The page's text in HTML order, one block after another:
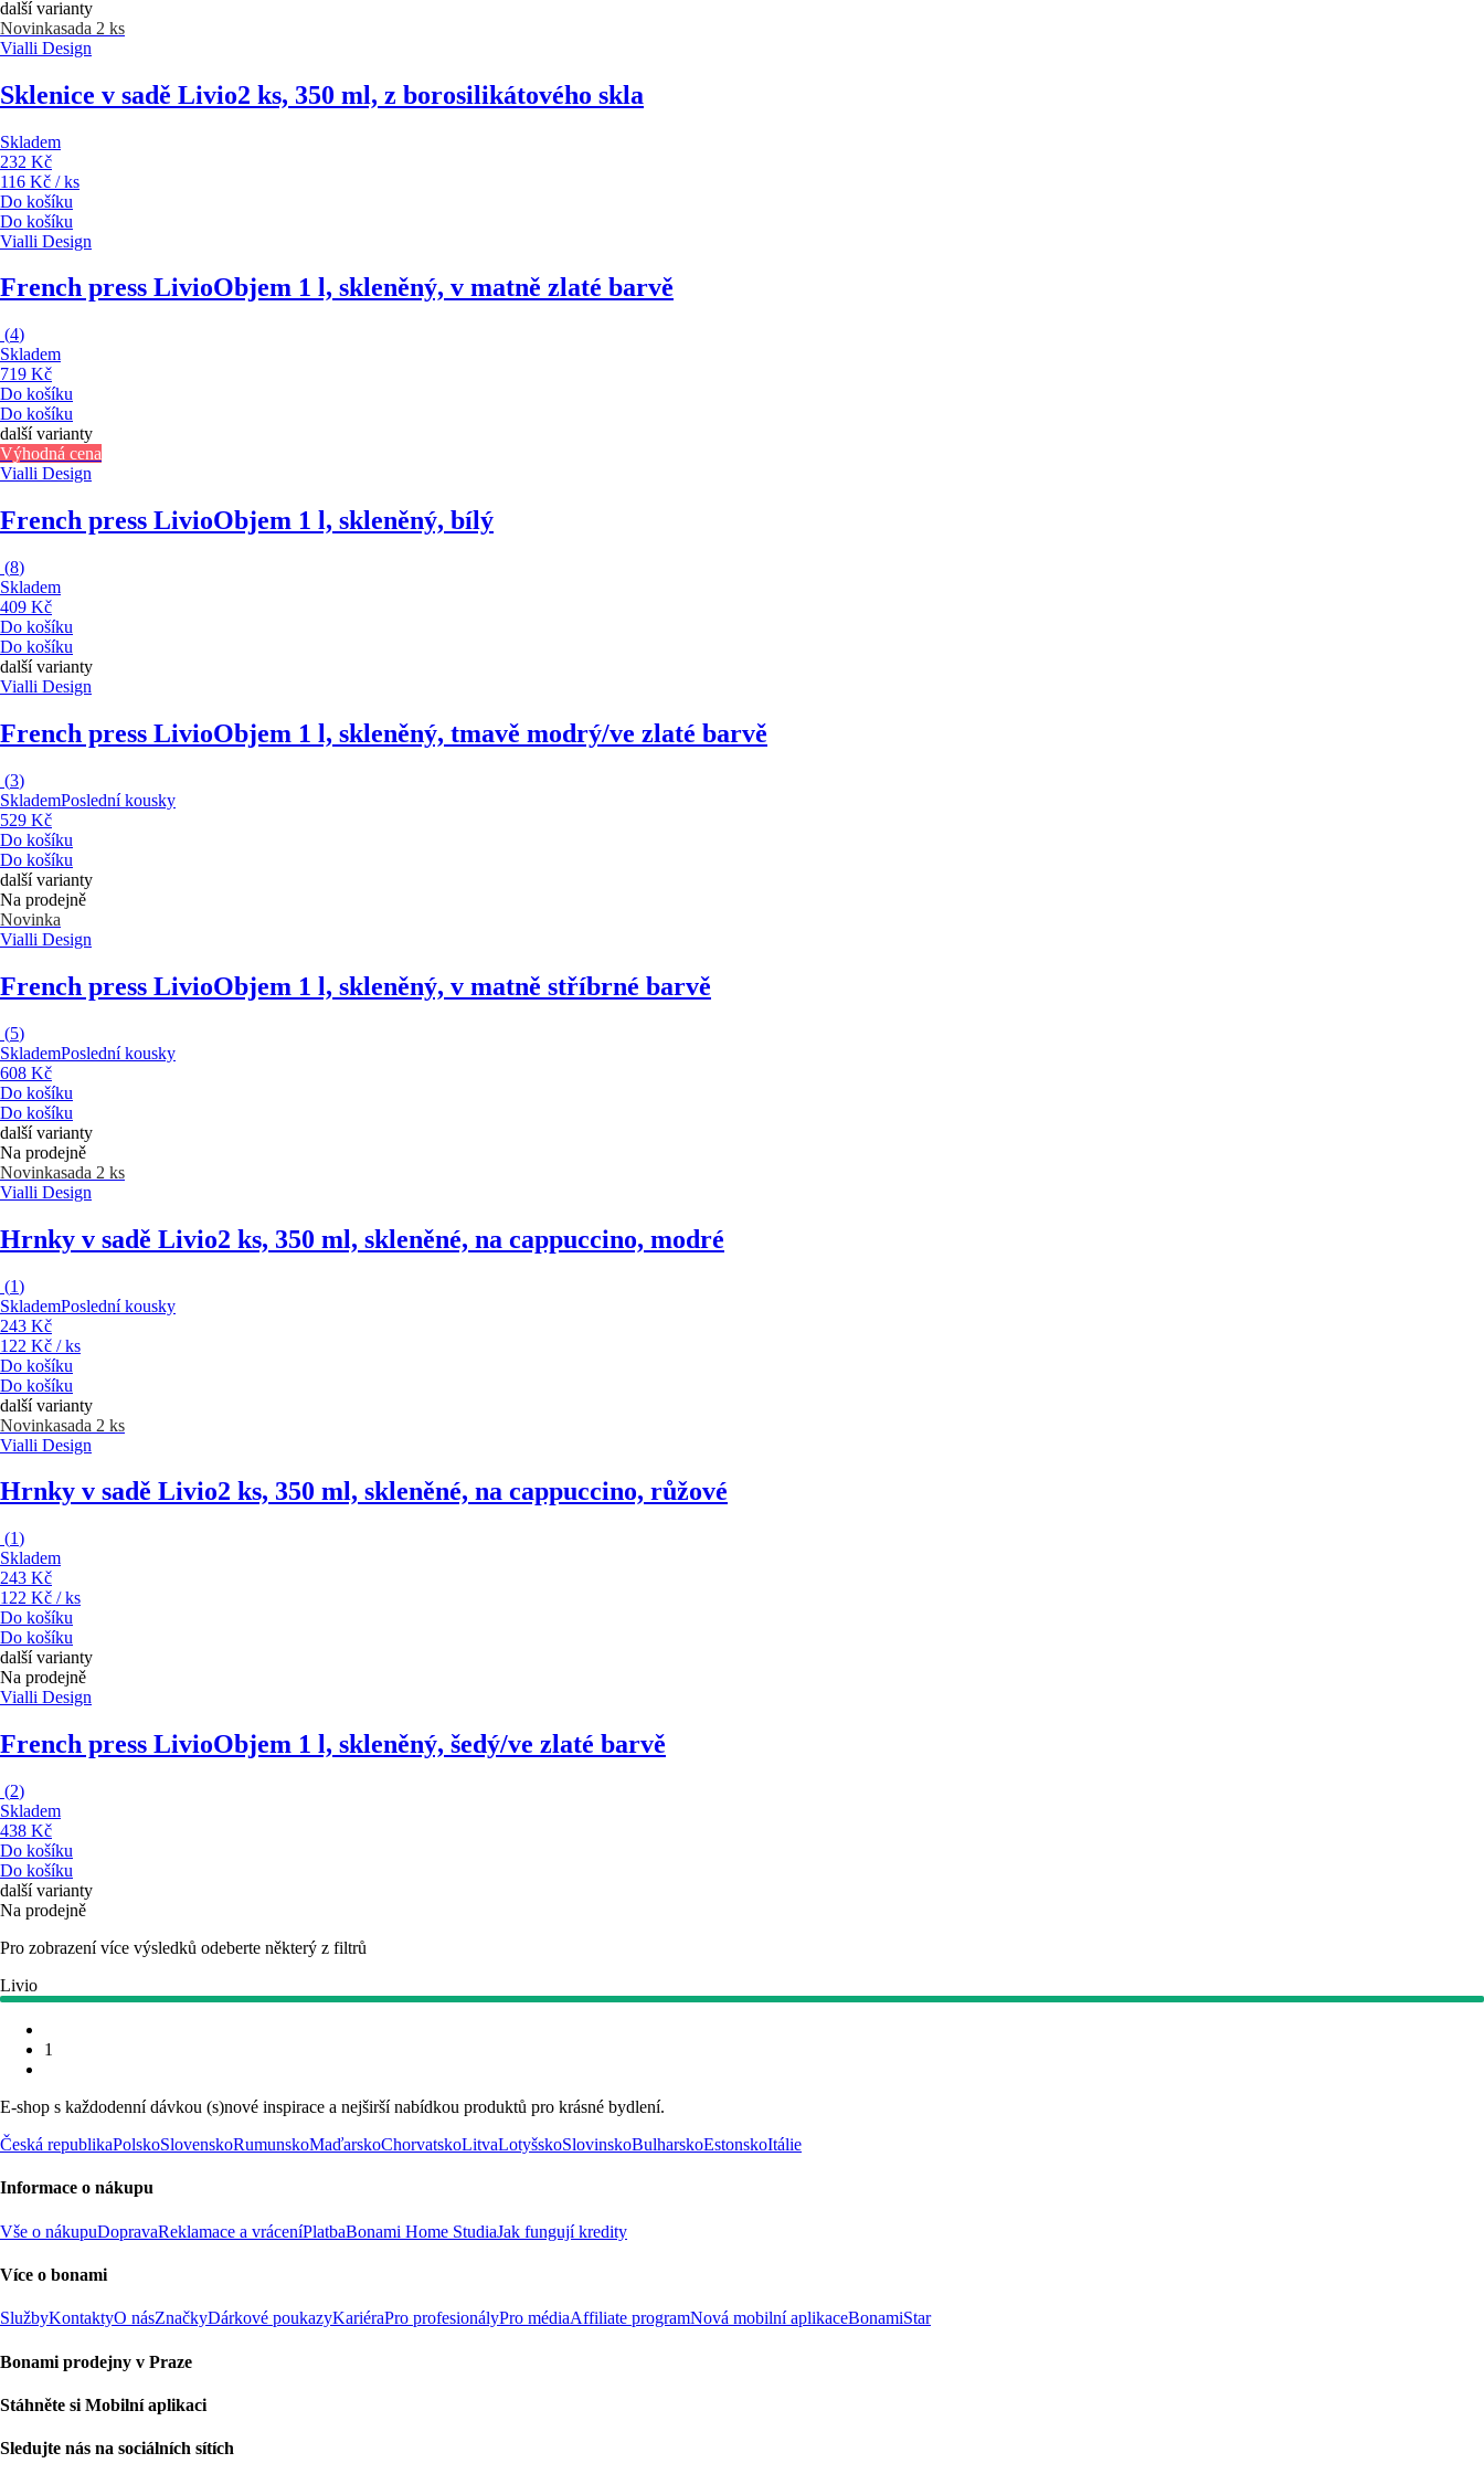
další varianty
Novinkasada 2 ks
Vialli Design
Sklenice v sadě Livio2 ks, 350 ml, z borosilikátového skla
Skladem
232 Kč
116 Kč / ks
Do košíku
Do košíku
Vialli Design
French press LivioObjem 1 l, skleněný, v matně zlaté barvě
(4)
Skladem
719 Kč
Do košíku
Do košíku
další varianty
Výhodná cena
Vialli Design
French press LivioObjem 1 l, skleněný, bílý
(8)
Skladem
409 Kč
Do košíku
Do košíku
další varianty
Vialli Design
French press LivioObjem 1 l, skleněný, tmavě modrý/ve zlaté barvě
(3)
SklademPoslední kousky
529 Kč
Do košíku
Do košíku
další varianty
Na prodejně
Novinka
Vialli Design
French press LivioObjem 1 l, skleněný, v matně stříbrné barvě
(5)
SklademPoslední kousky
608 Kč
Do košíku
Do košíku
další varianty
Na prodejně
Novinkasada 2 ks
Vialli Design
Hrnky v sadě Livio2 ks, 350 ml, skleněné, na cappuccino, modré
(1)
SklademPoslední kousky
243 Kč
122 Kč / ks
Do košíku
Do košíku
další varianty
Novinkasada 2 ks
Vialli Design
Hrnky v sadě Livio2 ks, 350 ml, skleněné, na cappuccino, růžové
(1)
Skladem
243 Kč
122 Kč / ks
Do košíku
Do košíku
další varianty
Na prodejně
Vialli Design
French press LivioObjem 1 l, skleněný, šedý/ve zlaté barvě
(2)
Skladem
438 Kč
Do košíku
Do košíku
další varianty
Na prodejně
Pro zobrazení více výsledků odeberte některý z filtrů
Livio
1
E-shop s každodenní dávkou (s)nové inspirace a nejširší nabídkou produktů pro krásné bydlení.
Česká republikaPolskoSlovenskoRumunskoMaďarskoChorvatskoLitvaLotyšskoSlovinskoBulharskoEstonskoItálie
Informace o nákupu
Vše o nákupuDopravaReklamace a vráceníPlatbaBonami Home StudiaJak fungují kredity
Více o bonami
SlužbyKontaktyO násZnačkyDárkové poukazyKariéraPro profesionályPro médiaAffiliate programNová mobilní aplikaceBonamiStar
Bonami prodejny v Praze
Stáhněte si Mobilní aplikaci
Sledujte nás na sociálních sítích